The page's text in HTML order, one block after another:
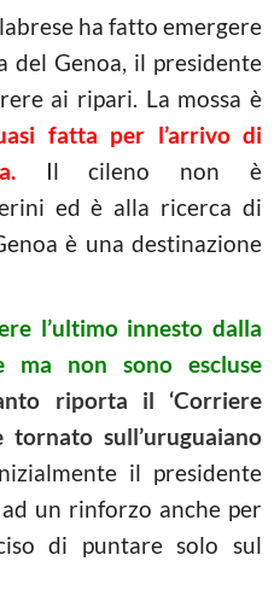
ha fatto emergere
del Genoa, il presidente
ai ripari. La mossa è
fatta per l’arrivo di
Il cileno non è
ed è alla ricerca di
è una destinazione
l’ultimo innesto dalla
ma non sono escluse
riporta il ‘Corriere
sull’uruguaiano
nizialmente il presidente
un rinforzo anche per
di puntare solo sul